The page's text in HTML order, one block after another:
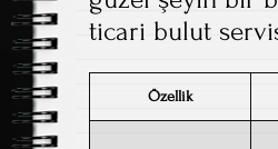
ticari bulut
Özellik